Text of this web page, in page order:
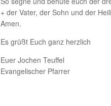
+ der Vater, der Sohn und der
Amen.
Es grüßt Euch ganz herzlich
Euer Jochen Teuffel
Evangelischer Pfarrer